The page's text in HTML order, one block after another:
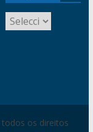
todos os direitos